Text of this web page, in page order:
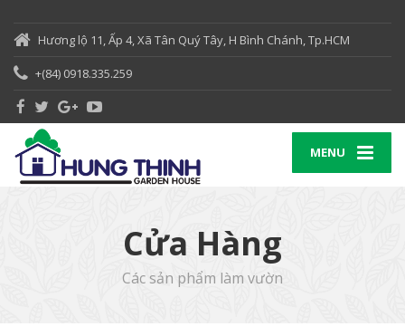
Hương lộ 11, Ấp 4, Xã Tân Quý Tây, H Bình Chánh, Tp.HCM
+(84) 0918.335.259
MENU
Cửa Hàng
Các sản phẩm làm vườn